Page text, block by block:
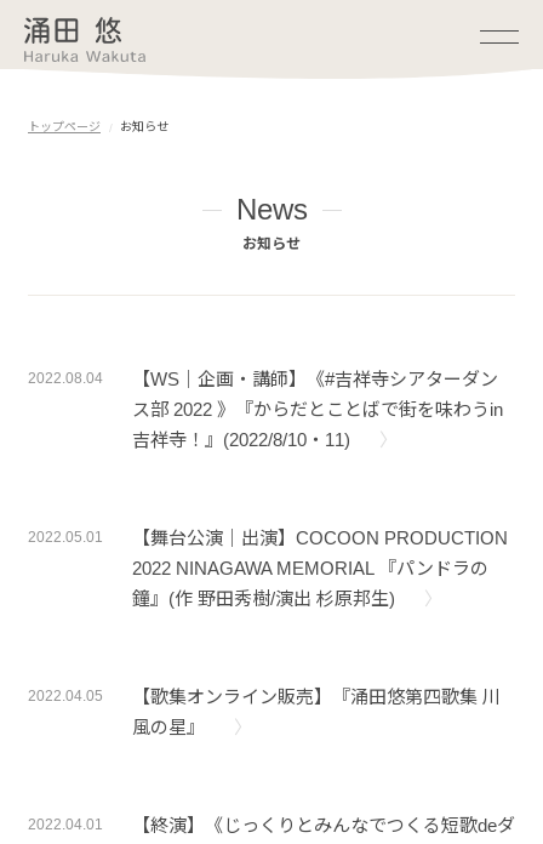
プロフィール
映像
トップページ お知らせ
News
お知らせ
2022.08.04
【WS｜企画・講師】《#吉祥寺シアターダン
ス部 2022 》『からだとことばで街を味わうin
吉祥寺！』(2022/8/10・11)
2022.05.01
【舞台公演｜出演】COCOON PRODUCTION
2022 NINAGAWA MEMORIAL 『パンドラの
鐘』(作 野田秀樹/演出 杉原邦生)
2022.04.05
【歌集オンライン販売】『涌田悠第四歌集 川
風の星』
2022.04.01
【終演】《じっくりとみんなでつくる短歌deダ